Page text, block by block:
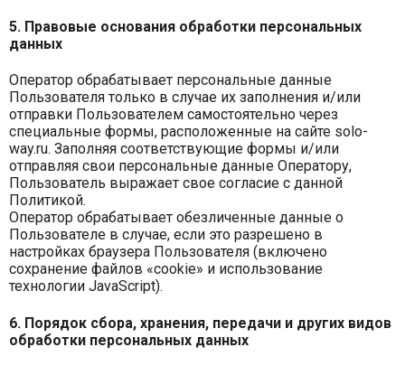
5. Правовые основания обработки персональных
данных
Оператор обрабатывает персональные данные
Пользователя только в случае их заполнения и/или
отправки Пользователем самостоятельно через
специальные формы, расположенные на сайте solo-
way.ru. Заполняя соответствующие формы и/или
отправляя свои персональные данные Оператору,
Пользователь выражает свое согласие с данной
Политикой.
Оператор обрабатывает обезличенные данные о
Пользователе в случае, если это разрешено в
настройках браузера Пользователя (включено
сохранение файлов «cookie» и использование
технологии JavaScript).
6. Порядок сбора, хранения, передачи и других видов
обработки персональных данных